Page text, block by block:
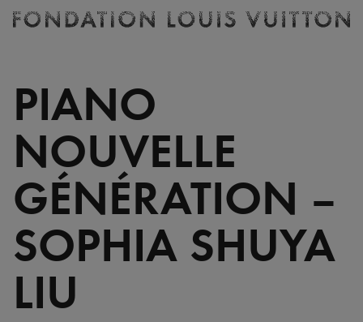
Accueil
PIANO
NOUVELLE
GÉNÉRATION –
SOPHIA SHUYA
LIU
Billetterie